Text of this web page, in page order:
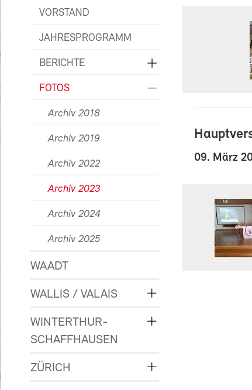
VORSTAND
JAHRESPROGRAMM
BERICHTE
FOTOS
Archiv 2018
Archiv 2019
Archiv 2022
Archiv 2023
Archiv 2024
Archiv 2025
WAADT
WALLIS / VALAIS
WINTERTHUR-
SCHAFFHAUSEN
ZÜRICH
09. März